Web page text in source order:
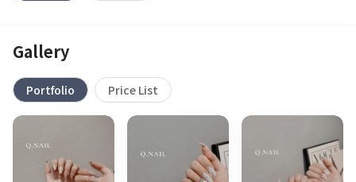
Gallery
Portfolio Price List